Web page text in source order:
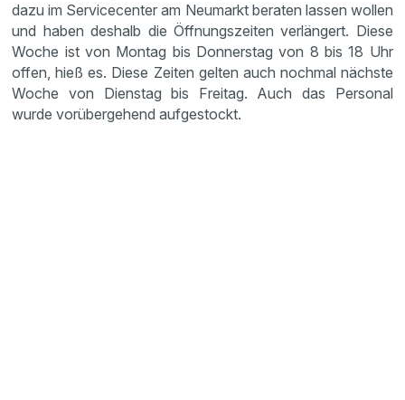
dazu im Servicecenter am Neumarkt beraten lassen wollen
und haben deshalb die Öffnungszeiten verlängert. Diese
Woche ist von Montag bis Donnerstag von 8 bis 18 Uhr
offen, hieß es. Diese Zeiten gelten auch nochmal nächste
Woche von Dienstag bis Freitag. Auch das Personal
wurde vorübergehend aufgestockt.